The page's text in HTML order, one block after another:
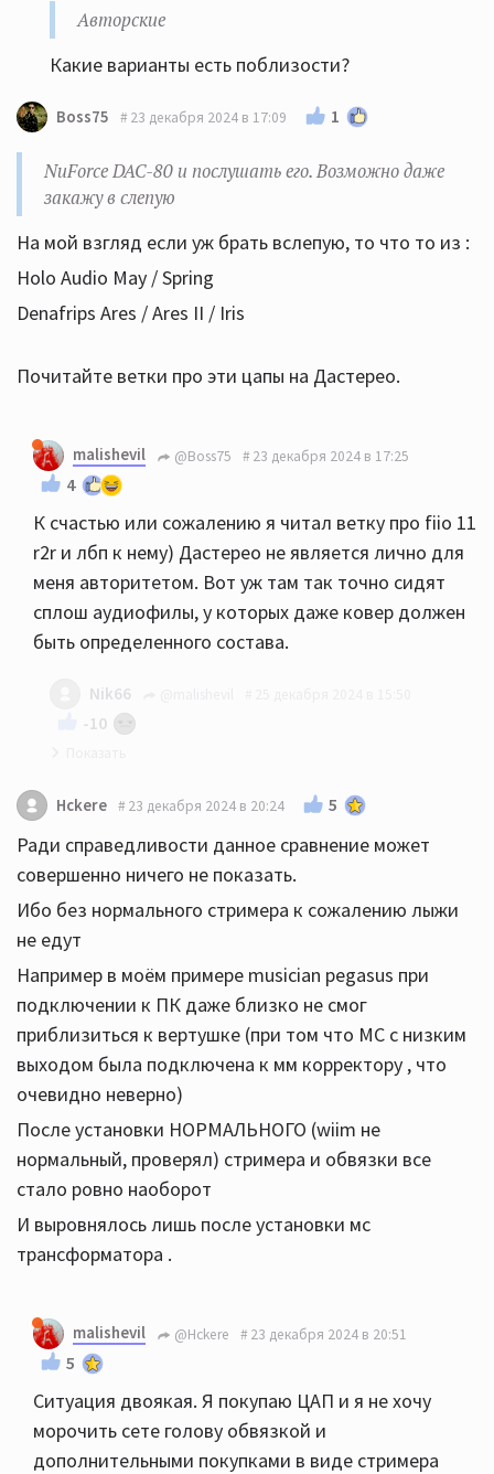
Авторские
Какие варианты есть поблизости?
Boss75 23 декабря 2024 в 17:09 1
NuForce DAC-80 и послушать его. Возможно даже
закажу в слепую
На мой взгляд если уж брать вслепую, то что то из :
Holo Audio May / Spring
Denafrips Ares / Ares II / Iris
Почитайте ветки про эти цапы на Дастерео.
malishevil @Boss75 23 декабря 2024 в 17:25
4
К счастью или сожалению я читал ветку про fiio 11
r2r и лбп к нему) Дастерео не является лично для
меня авторитетом. Вот уж там так точно сидят
сплош аудиофилы, у которых даже ковер должен
быть определенного состава.
Nik66
-10
Дак вы читайте только что будет полезно для
вас, на ковер не обращайте внимание
Hckere 23 декабря 2024 в 20:24 5
Ради справедливости данное сравнение может
совершенно ничего не показать.
Ибо без нормального стримера к сожалению лыжи
не едут
Например в моём примере musician pegasus при
подключении к ПК даже близко не смог
приблизиться к вертушке (при том что МС с низким
выходом была подключена к мм корректору , что
очевидно неверно)
После установки НОРМАЛЬНОГО (wiim не
нормальный, проверял) стримера и обвязки все
стало ровно наоборот
И выровнялось лишь после установки мс
трансформатора .
malishevil @Hckere 23 декабря 2024 в 20:51
5
Ситуация двоякая. Я покупаю ЦАП и я не хочу
морочить сете голову обвязкой и
дополнительными покупками в виде стримера